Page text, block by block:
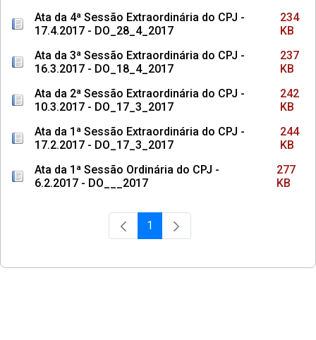
Ata da 4ª Sessão Extraordinária do CPJ -
17.4.2017 - DO_28_4_2017
234
KB
Ata da 3ª Sessão Extraordinária do CPJ -
16.3.2017 - DO_18_4_2017
237
KB
Ata da 2ª Sessão Extraordinária do CPJ -
10.3.2017 - DO_17_3_2017
242
KB
Ata da 1ª Sessão Extraordinária do CPJ -
17.2.2017 - DO_17_3_2017
244
KB
Ata da 1ª Sessão Ordinária do CPJ -
6.2.2017 - DO___2017
277
KB
Página
1